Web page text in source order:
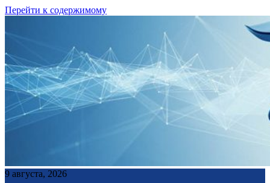
Перейти к содержимому
9 августа, 2026